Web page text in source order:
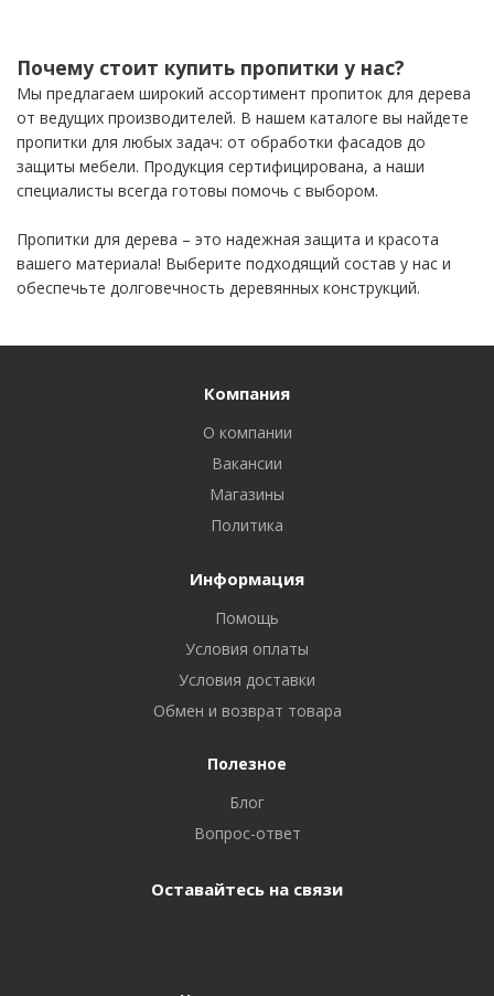
Почему стоит купить пропитки у нас?
Мы предлагаем широкий ассортимент пропиток для дерева
от ведущих производителей. В нашем каталоге вы найдете
пропитки для любых задач: от обработки фасадов до
защиты мебели. Продукция сертифицирована, а наши
специалисты всегда готовы помочь с выбором.
Пропитки для дерева – это надежная защита и красота
вашего материала! Выберите подходящий состав у нас и
обеспечьте долговечность деревянных конструкций.
Компания
О компании
Вакансии
Магазины
Политика
Информация
Помощь
Условия оплаты
Условия доставки
Обмен и возврат товара
Полезное
Блог
Вопрос-ответ
Оставайтесь на связи